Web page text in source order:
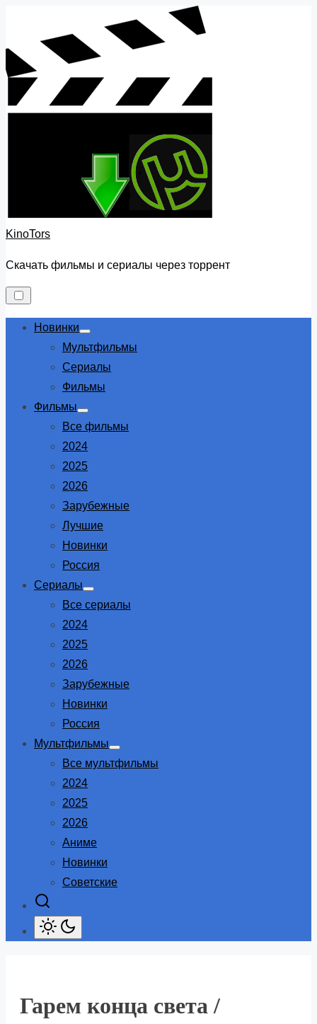
content
KinoTors
Скачать фильмы и сериалы через торрент
Новинки
Show
sub
Мультфильмы
Сериалы
Фильмы
Фильмы
Show
sub
Все фильмы
2024
2025
2026
Зарубежные
Лучшие
Новинки
Россия
Сериалы
Show
sub
Все сериалы
2024
2025
2026
Зарубежные
Новинки
Россия
Мультфильмы
Show
sub
Все мультфильмы
2024
2025
2026
Аниме
Новинки
Советские
Гарем конца света /